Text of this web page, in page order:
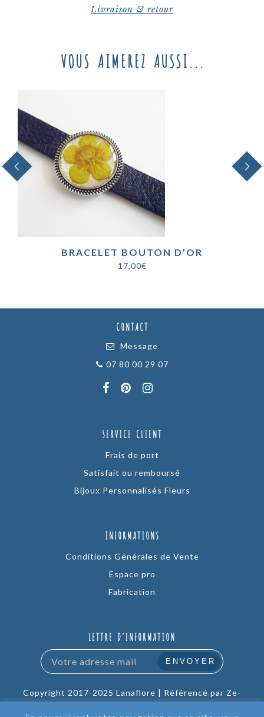
Livraison & retour
VOUS AIMEREZ AUSSI...
PREVIOUS
BRACELET BOUTON D’OR
17,00€
NEXT
CONTACT
Message
07 80 00 29 07
SERVICE CLIENT
Frais de port
Satisfait ou remboursé
Bijoux Personnalisés Fleurs
INFORMATIONS
Conditions Générales de Vente
Espace pro
Fabrication
LETTRE D’INFORMATION
Copyright 2017-2025 Lanaflore | Référencé par Ze-